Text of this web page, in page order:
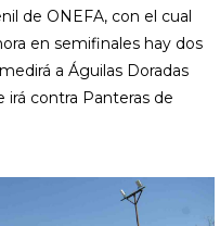
de ONEFA, con el cual
en semifinales hay dos
a Águilas Doradas
irá contra Panteras de